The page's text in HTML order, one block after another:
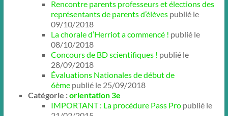
Rencontre parents professeurs et élections des
représentants de parents d’élèvespublié le
09/10/2018
La chorale d’Herriot a commencé ! publié le
08/10/2018
Concours de BD scientifiques ! publié le
28/09/2018
Évaluations Nationales de début de
6èmepublié le 25/09/2018
Catégorie :orientation 3e
IMPORTANT : La procédure Pass Propublié le